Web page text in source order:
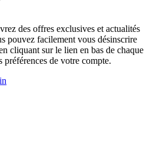
des offres exclusives et actualités
pouvez facilement vous désinscrire
cliquant sur le lien en bas de chaque
de votre compte.